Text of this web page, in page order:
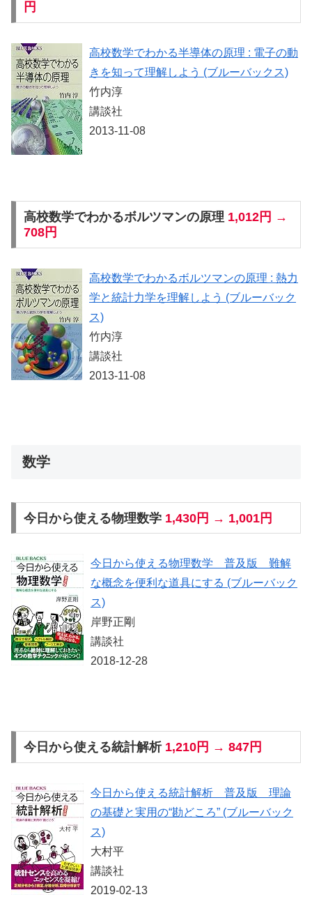
円
高校数学でわかる半導体の原理 : 電子の動
きを知って理解しよう (ブルーバックス)
竹内淳
講談社
2013-11-08
高校数学でわかるボルツマンの原理 1,012円 →
708円
高校数学でわかるボルツマンの原理 : 熱力
学と統計力学を理解しよう (ブルーバック
ス)
竹内淳
講談社
2013-11-08
数学
今日から使える物理数学 1,430円 → 1,001円
今日から使える物理数学 普及版 難解
な概念を便利な道具にする (ブルーバック
ス)
岸野正剛
講談社
2018-12-28
今日から使える統計解析 1,210円 → 847円
今日から使える統計解析 普及版 理論
の基礎と実用の“勘どころ” (ブルーバック
ス)
大村平
講談社
2019-02-13